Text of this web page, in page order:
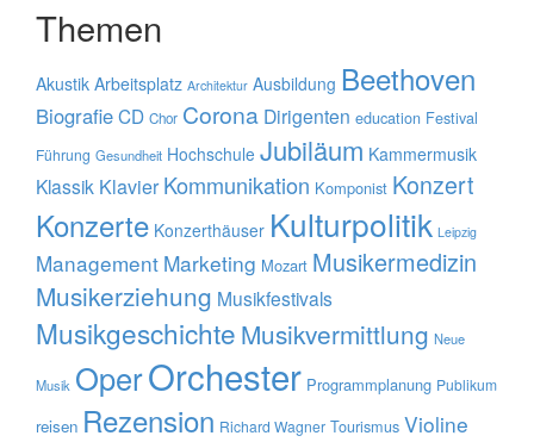
Themen
Akustik Arbeitsplatz Architektur Ausbildung Beethoven
BiografieCD Chor Corona Dirigenten education Festival
Führung Gesundheit Hochschule Jubiläum Kammermusik
Klassik Klavier Kommunikation Komponist Konzert
Konzerte Konzerthäuser Kulturpolitik Leipzig
Management Marketing Mozart Musikermedizin
Musikerziehung Musikfestivals
Musikgeschichte Musikvermittlung Neue
Musik OperOrchester Programmplanung Publikum
reisen Rezension Richard Wagner Tourismus Violine